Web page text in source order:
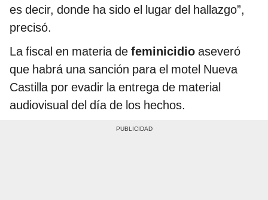
es decir, donde ha sido el lugar del hallazgo”,
precisó.
La fiscal en materia de feminicidio aseveró
que habrá una sanción para el motel Nueva
Castilla por evadir la entrega de material
audiovisual del día de los hechos.